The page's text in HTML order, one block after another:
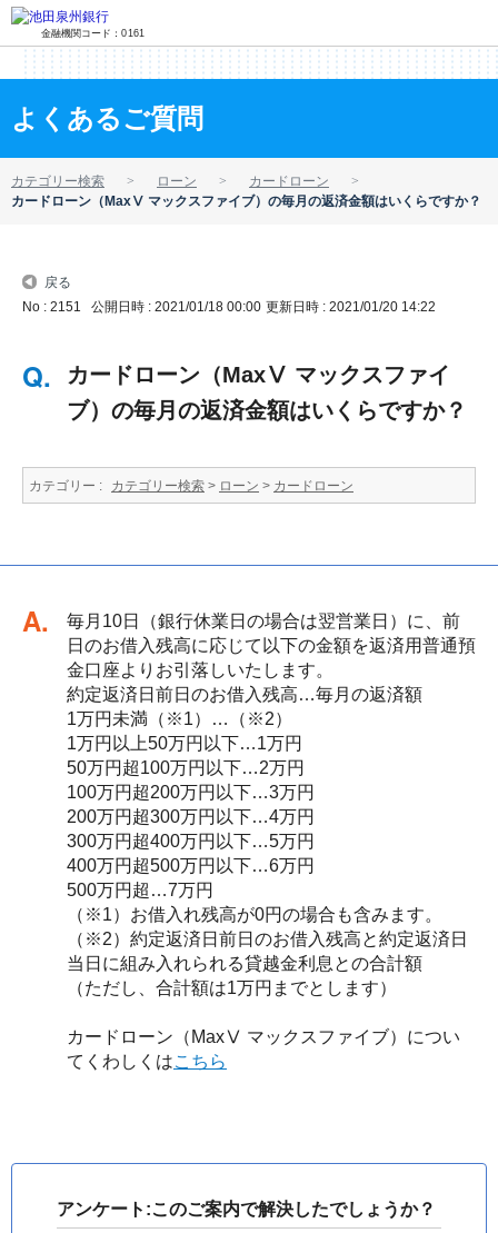
金融機関コード：0161
よくあるご質問
カテゴリー検索 ローン
カードローン
カードローン（MaxⅤ マックスファイブ）の毎月の返済金額はいくらですか？
戻る
No : 2151 公開日時 : 2021/01/18 00:00 更新日時 : 2021/01/20 14:22
カードローン（MaxⅤ マックスファイ
ブ）の毎月の返済金額はいくらですか？
カテゴリー : カテゴリー検索 > ローン > カードローン
回答
毎月10日（銀行休業日の場合は翌営業日）に、前
日のお借入残高に応じて以下の金額を返済用普通預
金口座よりお引落しいたします。
約定返済日前日のお借入残高…毎月の返済額
1万円未満（※1）…（※2）
1万円以上50万円以下…1万円
50万円超100万円以下…2万円
100万円超200万円以下…3万円
200万円超300万円以下…4万円
300万円超400万円以下…5万円
400万円超500万円以下…6万円
500万円超…7万円
（※1）お借入れ残高が0円の場合も含みます。
（※2）約定返済日前日のお借入残高と約定返済日
当日に組み入れられる貸越金利息との合計額
（ただし、合計額は1万円までとします）
カードローン（MaxⅤ マックスファイブ）につい
てくわしくはこちら
アンケート:このご案内で解決したでしょうか？